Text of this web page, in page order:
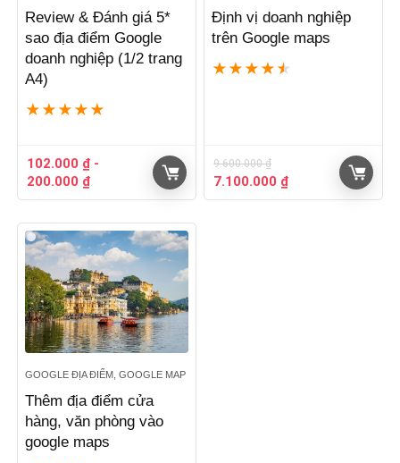
Review & Đánh giá 5*
sao địa điểm Google
doanh nghiệp (1/2 trang
A4)
★ ★ ★ ★ ★
102.000 ₫-
200.000 ₫
Định vị doanh nghiệp
trên Google maps
★ ★ ★ ★ ★
9.600.000₫
Giá
gốc
7.100.000 ₫Giá
hiện
GOOGLE ĐỊA ĐIỂM, GOOGLE MAP
Thêm địa điểm cửa
hàng, văn phòng vào
google maps